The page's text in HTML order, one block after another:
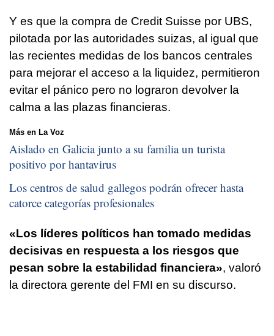
Y es que la compra de Credit Suisse por UBS,
pilotada por las autoridades suizas, al igual que
las recientes medidas de los bancos centrales
para mejorar el acceso a la liquidez, permitieron
evitar el pánico pero no lograron devolver la
calma a las plazas financieras.
Más en La Voz
Aislado en Galicia junto a su familia un turista
positivo por hantavirus
Los centros de salud gallegos podrán ofrecer hasta
catorce categorías profesionales
«Los líderes políticos han tomado medidas
decisivas en respuesta a los riesgos que
pesan sobre la estabilidad financiera», valoró
la directora gerente del FMI en su discurso.